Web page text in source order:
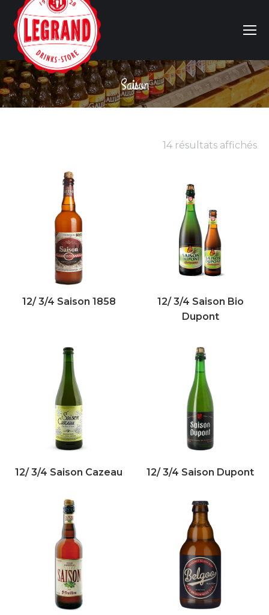
Saison
Vous êtes ici :
14 résultats affichés
12/ 3/4 Saison 1858
12/ 3/4 Saison Bio
Dupont
12/ 3/4 Saison Cazeau 12/ 3/4 Saison Dupont